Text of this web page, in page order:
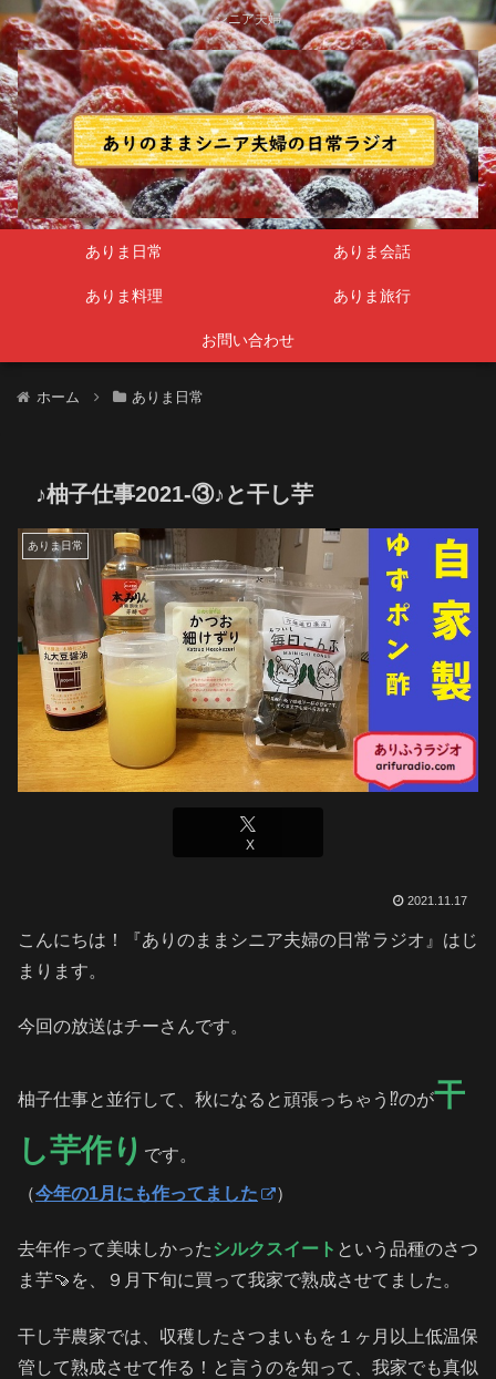
シニア夫婦
ありま日常 ありま会話
ありま料理 ありま旅行
お問い合わせ
ホーム ありま日常
♪柚子仕事2021-③♪と干し芋
ありま日常
X
2021.11.17
こんにちは！『ありのままシニア夫婦の日常ラジオ』はじ
まります。
今回の放送はチーさんです。
柚子仕事と並行して、秋になると頑張っちゃう⁉️のが干
し芋作り です。
（今年の1月にも作ってました ）
去年作って美味しかった シルクスイート という品種のさつ
ま芋🍠を、９月下旬に買って我家で熟成させてました。
干し芋農家では、収穫したさつまいもを１ヶ月以上低温保
管して熟成させて作る！と言うのを知って、我家でも真似